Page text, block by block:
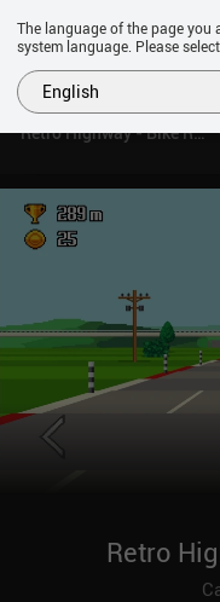
Retro Highway - Bike
Retro
The language of the page you
system language. Please
English